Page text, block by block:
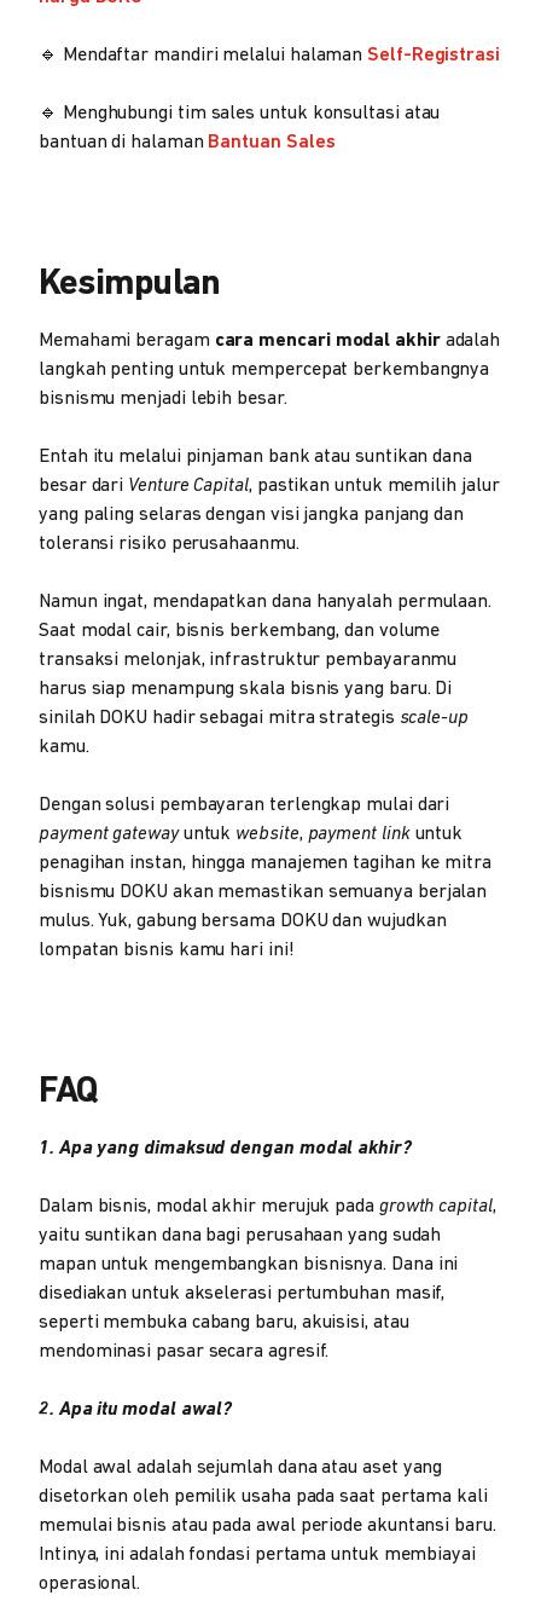
🔹 Mendaftar mandiri melalui halaman Self-Registrasi
🔹 Menghubungi tim sales untuk konsultasi atau
bantuan di halaman Bantuan Sales
Kesimpulan
Memahami beragam cara mencari modal akhiradalah
langkah penting untuk mempercepat berkembangnya
bisnismu menjadi lebih besar.
Entah itu melalui pinjaman bank atau suntikan dana
besar dari Venture Capital, pastikan untuk memilih jalur
yang paling selaras dengan visi jangka panjang dan
toleransi risiko perusahaanmu.
Namun ingat, mendapatkan dana hanyalah permulaan.
Saat modal cair, bisnis berkembang, dan volume
transaksi melonjak, infrastruktur pembayaranmu
harus siap menampung skala bisnis yang baru. Di
sinilah DOKU hadir sebagai mitra strategis scale-up
kamu.
Dengan solusi pembayaran terlengkap mulai dari
payment gatewayuntuk website, payment linkuntuk
penagihan instan, hingga manajemen tagihan ke mitra
bisnismu DOKU akan memastikan semuanya berjalan
mulus. Yuk, gabung bersama DOKU dan wujudkan
lompatan bisnis kamu hari ini!
FAQ
1. Apa yang dimaksud dengan modal akhir?
Dalam bisnis, modal akhir merujuk pada growth capital,
yaitu suntikan dana bagi perusahaan yang sudah
mapan untuk mengembangkan bisnisnya. Dana ini
disediakan untuk akselerasi pertumbuhan masif,
seperti membuka cabang baru, akuisisi, atau
mendominasi pasar secara agresif.
2. Apa itu modal awal?
Modal awal adalah sejumlah dana atau aset yang
disetorkan oleh pemilik usaha pada saat pertama kali
memulai bisnis atau pada awal periode akuntansi baru.
Intinya, ini adalah fondasi pertama untuk membiayai
operasional.